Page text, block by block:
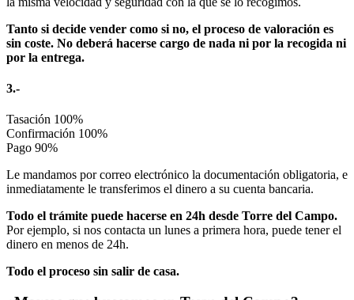
Tanto si decide vender como si no, el proceso de valoración es
sin coste. No deberá hacerse cargo de nada ni por la recogida ni
por la entrega.
3.-
Tasación 100%
Confirmación 100%
Pago 90%
Le mandamos por correo electrónico la documentación obligatoria, e
inmediatamente le transferimos el dinero a su cuenta bancaria.
Todo el trámite puede hacerse en 24h desde Torre del Campo.
Por ejemplo, si nos contacta un lunes a primera hora, puede tener el
dinero en menos de 24h.
Todo el proceso sin salir de casa.